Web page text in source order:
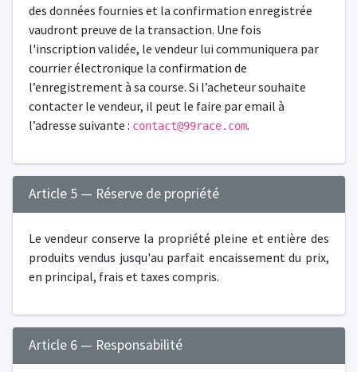
des données fournies et la confirmation enregistrée
vaudront preuve de la transaction. Une fois
l'inscription validée, le vendeur lui communiquera par
courrier électronique la confirmation de
l’enregistrement à sa course. Si l’acheteur souhaite
contacter le vendeur, il peut le faire par email à
l’adresse suivante : contact@99race.com.
Article 5 — Réserve de propriété
Le vendeur conserve la propriété pleine et entière des
produits vendus jusqu'au parfait encaissement du prix,
en principal, frais et taxes compris.
Article 6 — Responsabilité